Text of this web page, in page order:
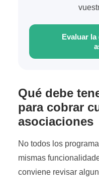
Evaluar
Qué debe
para cobrar
asociaciones
No todos los
mismas
conviene revisar